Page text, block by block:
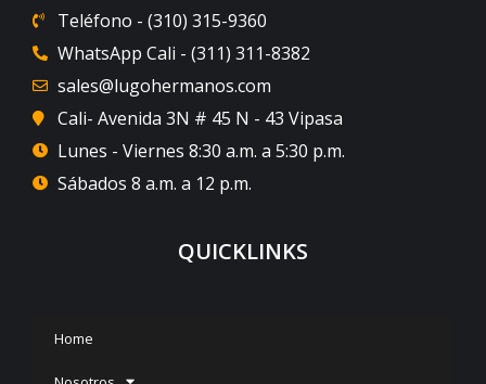
Teléfono - (310) 315-9360
WhatsApp Cali - (311) 311-8382
sales@lugohermanos.com
Cali- Avenida 3N # 45 N - 43 Vipasa
Lunes - Viernes 8:30 a.m. a 5:30 p.m.
Sábados 8 a.m. a 12 p.m.
QUICKLINKS
Home